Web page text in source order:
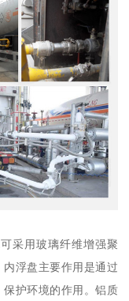
采用玻璃纤维增强聚
浮盘主要作用是通过
护环境的作用。铝质